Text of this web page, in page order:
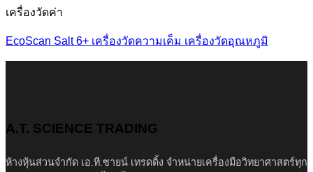
เครื่องวัดค่า
EcoScan Salt 6+ เครื่องวัดความเค็ม เครื่องวัดอุณหภูมิ
A.T. SCIENCE TRADING
ห้างหุ้นส่วนจำกัด เอ.ที.ซายน์ เทรดดิ้ง จำหน่ายเครื่องมือวิทยาศาสตร์ทุก